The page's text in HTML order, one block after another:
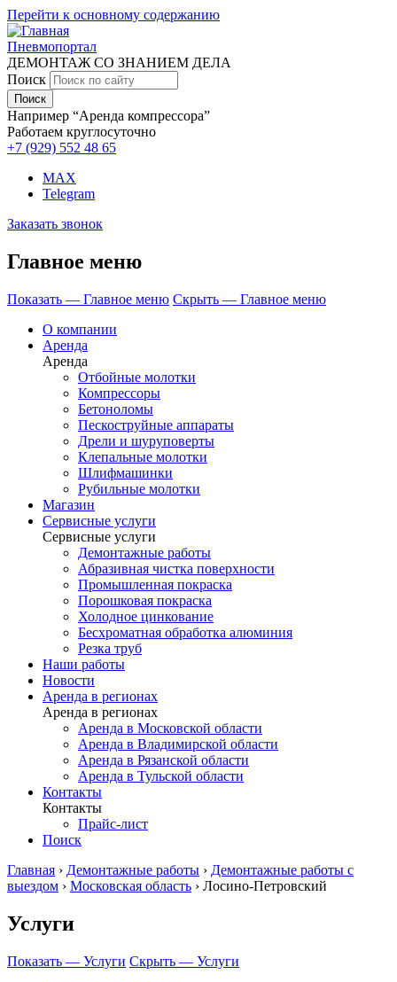
Перейти к основному содержанию
Пневмопортал
ДЕМОНТАЖ СО ЗНАНИЕМ ДЕЛА
Поиск
Например “Аренда компрессора”
Работаем круглосуточно
+7 (929) 552 48 65
MAX
Telegram
Заказать звонок
Главное меню
Показать — Главное меню Скрыть — Главное меню
О компании
Аренда
Аренда
Отбойные молотки
Компрессоры
Бетоноломы
Пескоструйные аппараты
Дрели и шуруповерты
Клепальные молотки
Шлифмашинки
Рубильные молотки
Магазин
Сервисные услуги
Сервисные услуги
Демонтажные работы
Абразивная чистка поверхности
Промышленная покраска
Порошковая покраска
Холодное цинкование
Бесхроматная обработка алюминия
Резка труб
Наши работы
Новости
Аренда в регионах
Аренда в регионах
Аренда в Московской области
Аренда в Владимирской области
Аренда в Рязанской области
Аренда в Тульской области
Контакты
Контакты
Прайс-лист
Поиск
Главная › Демонтажные работы › Демонтажные работы с
выездом › Московская область › Лосино-Петровский
Услуги
Показать — Услуги Скрыть — Услуги